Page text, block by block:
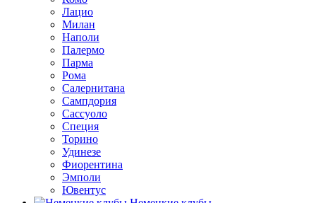
Лацио
Милан
Наполи
Палермо
Парма
Рома
Салернитана
Сампдория
Сассуоло
Специя
Торино
Удинезе
Фиорентина
Эмполи
Ювентус